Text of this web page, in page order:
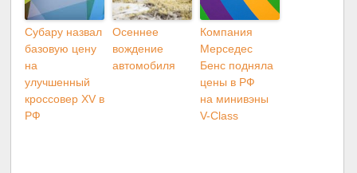
Субару назвал
базовую цену
на
улучшенный
кроссовер XV в
РФ
Осеннее
вождение
автомобиля
Компания
Мерседес
Бенс подняла
цены в РФ
на минивэны
V-Class